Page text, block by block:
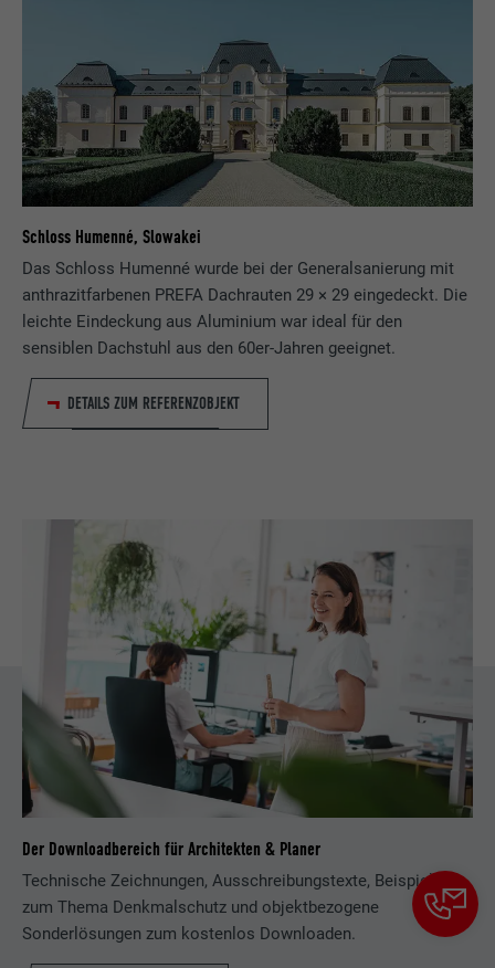
Schloss Humenné, Slowakei
Das Schloss Humenné wurde bei der Generalsanierung mit
anthrazitfarbenen PREFA Dachrauten 29 × 29 eingedeckt. Die
leichte Eindeckung aus Aluminium war ideal für den
sensiblen Dachstuhl aus den 60er-Jahren geeignet.
DETAILS ZUM REFERENZOBJEKT
Der Downloadbereich für Architekten & Planer
Technische Zeichnungen, Ausschreibungstexte, Beispiele
zum Thema Denkmalschutz und objektbezogene
Sonderlösungen zum kostenlos Downloaden.